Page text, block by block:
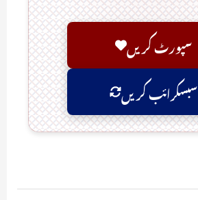
سپورٹ کریں
سبسکرائب کریں